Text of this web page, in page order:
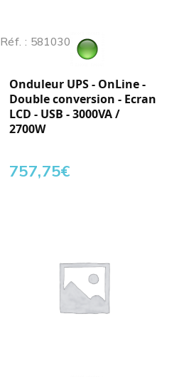
Réf. : 581030
Onduleur UPS - OnLine -
Double conversion - Ecran
LCD - USB - 3000VA /
2700W
757,75€